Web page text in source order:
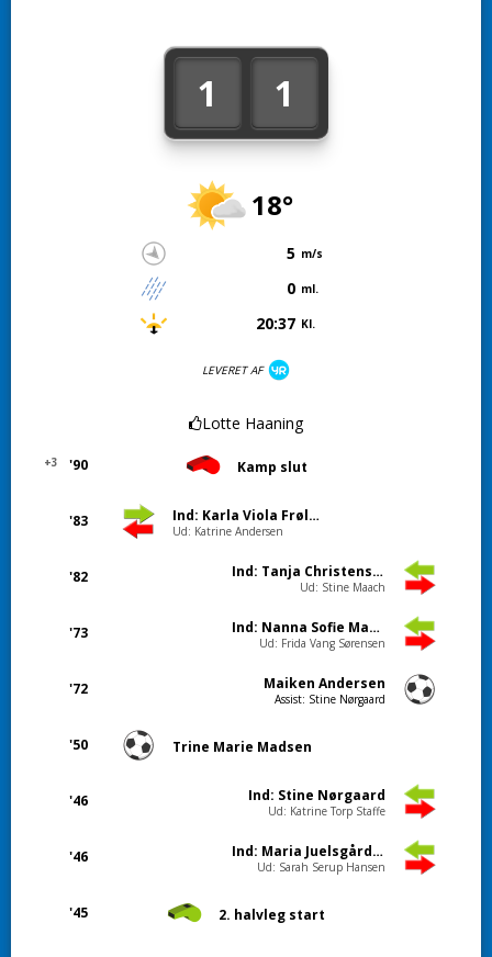
1 1
18°
5 m/s
0 ml.
20:37 Kl.
LEVERET AF
Lotte Haaning
'90
+3 Kamp slut
'83 Ind: Karla Viola Frølund
Ud: Katrine Andersen
'82 Ind: Tanja Christensen
Ud: Stine Maach
'73 Ind: Nanna Sofie Martens
Ud: Frida Vang Sørensen
'72 Maiken Andersen
Assist: Stine Nørgaard
'50 Trine Marie Madsen
'46 Ind: Stine Nørgaard
Ud: Katrine Torp Staffe
'46 Ind: Maria Juelsgård Jensen
Ud: Sarah Serup Hansen
'45 2. halvleg start